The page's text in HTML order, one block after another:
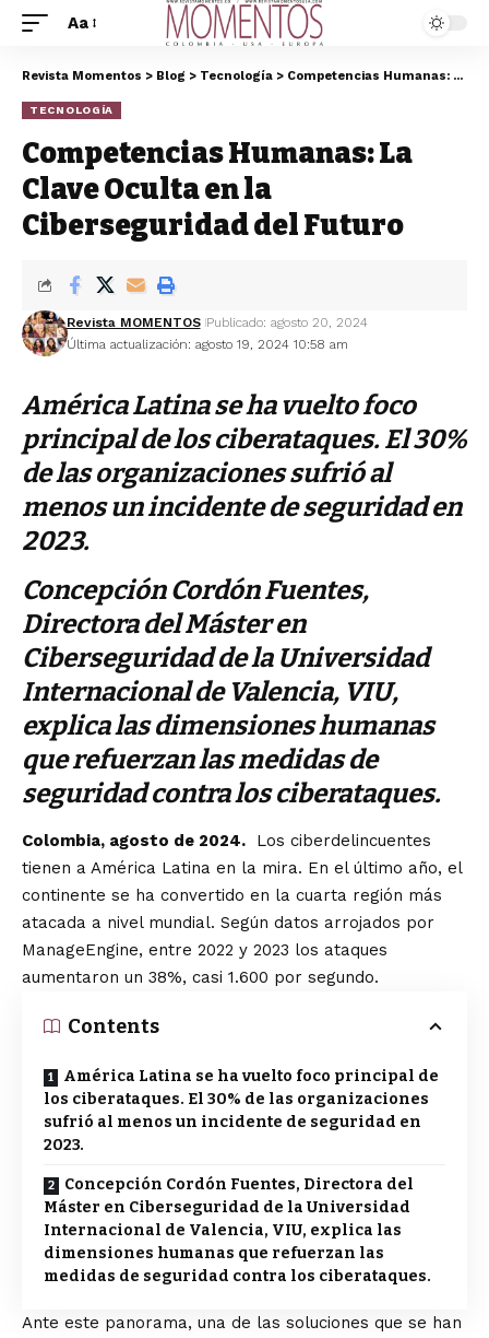
Aa
Revista Momentos > Blog > Tecnología > Competencias Humanas: La Clave Oculta en la Ciberseguridad del Futuro
TECNOLOGÍA
Competencias Humanas: La
Clave Oculta en la
Ciberseguridad del Futuro
Última actualización: agosto 19, 2024 10:58 am
Revista MOMENTOS Publicado: agosto 20, 2024
América Latina se ha vuelto foco
principal de los ciberataques. El 30%
de las organizaciones sufrió al
menos un incidente de seguridad en
2023.
Concepción Cordón Fuentes,
Directora del Máster en
Ciberseguridad de la Universidad
Internacional de Valencia, VIU,
explica las dimensiones humanas
que refuerzan las medidas de
seguridad contra los ciberataques.
Colombia, agosto de 2024. Los ciberdelincuentes
tienen a América Latina en la mira. En el último año, el
continente se ha convertido en la cuarta región más
atacada a nivel mundial. Según datos arrojados por
ManageEngine, entre 2022 y 2023 los ataques
aumentaron un 38%, casi 1.600 por segundo.
Contents
América Latina se ha vuelto foco principal de
los ciberataques. El 30% de las organizaciones
sufrió al menos un incidente de seguridad en
2023.
Concepción Cordón Fuentes, Directora del
Máster en Ciberseguridad de la Universidad
Internacional de Valencia, VIU, explica las
dimensiones humanas que refuerzan las
medidas de seguridad contra los ciberataques.
Ante este panorama, una de las soluciones que se han